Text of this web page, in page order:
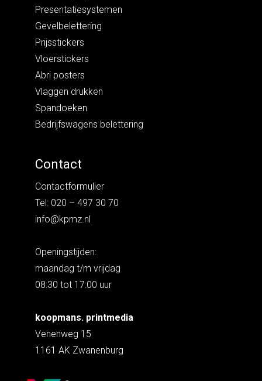
Presentatiesystemen
Gevelbelettering
Prijsstickers
Vloerstickers
Abri posters
Vlaggen drukken
Spandoeken
Bedrijfswagens belettering
Contact
Contactformulier
Tel: 020 – 497 30 70
info@kpmz.nl
Openingstijden:
maandag t/m vrijdag
08:30 tot 17:00 uur
koopmans. printmedia
Venenweg 15
1161 AK Zwanenburg